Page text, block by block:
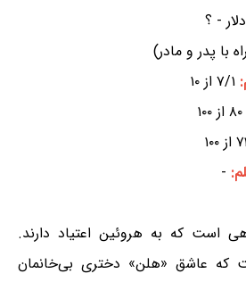
۷/۱ از ۱۰
۸۰ از ۱۰۰
۱۰۰
-
است که به هروئین اعتیاد دارند.
که عاشق «هلن» دختری بی‌خانمان